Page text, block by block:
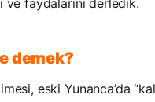
faydalarını derledik.
demek?
eski Yunanca’da